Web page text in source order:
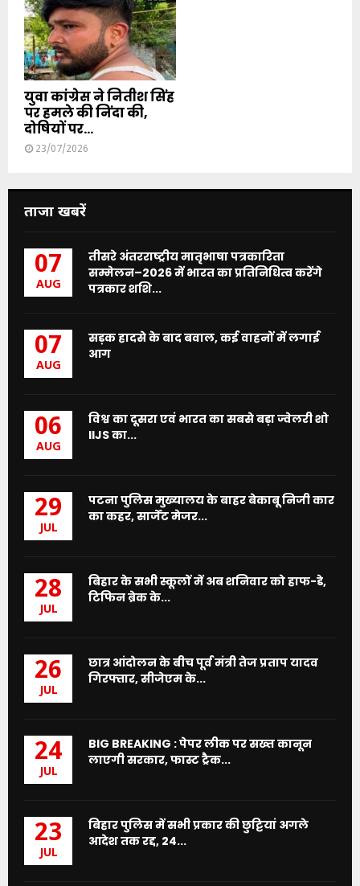
युवा कांग्रेस ने नितीश सिंह
पर हमले की निंदा की,
दोषियों पर...
23/07/2026
ताजा खबरें
07
AUG
तीसरे अंतरराष्ट्रीय मातृभाषा पत्रकारिता
सम्मेलन–2026 में भारत का प्रतिनिधित्व करेंगे
पत्रकार शशि...
07
AUG
सड़क हादसे के बाद बवाल, कई वाहनों में लगाई
आग
06
AUG
विश्व का दूसरा एवं भारत का सबसे बड़ा ज्वेलरी शो
IIJS का...
29
JUL
पटना पुलिस मुख्यालय के बाहर बेकाबू निजी कार
का कहर, सार्जेंट मेजर...
28
JUL
बिहार के सभी स्कूलों में अब शनिवार को हाफ-डे,
टिफिन ब्रेक के...
26
JUL
छात्र आंदोलन के बीच पूर्व मंत्री तेज प्रताप यादव
गिरफ्तार, सीजेएम के...
24
JUL
BIG BREAKING : पेपर लीक पर सख्त कानून
लाएगी सरकार, फास्ट ट्रैक...
23
JUL
बिहार पुलिस में सभी प्रकार की छुट्टियां अगले
आदेश तक रद्द, 24...